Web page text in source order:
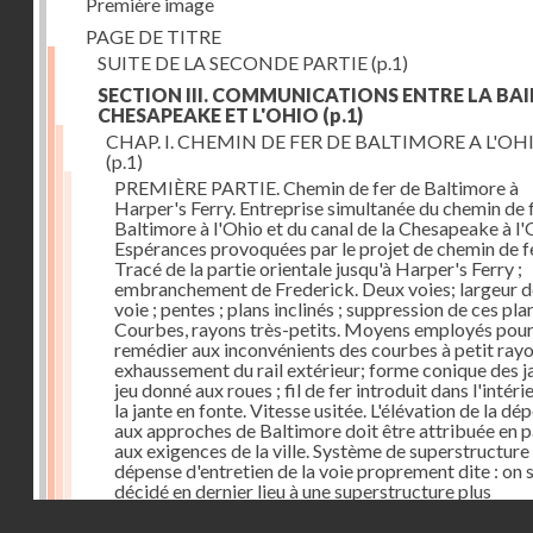
PAGE DE TITRE
SUITE DE LA SECONDE PARTIE(p.1)
SECTION III. COMMUNICATIONS ENTRE LA
CHESAPEAKE ET L'OHIO (p.1)
CHAP. I. CHEMIN DE FER DE BALTIMORE A
(p.1)
PREMIÈRE PARTIE. Chemin de fer de Baltimore à
Harper's Ferry. Entreprise simultanée du chemin de
Baltimore à l'Ohio et du canal de la Chesapeake à
Espérances provoquées par le projet de chemin de
Tracé de la partie orientale jusqu'à Harper's Ferry ;
embranchement de Frederick. Deux voies; largeur
voie ; pentes ; plans inclinés ; suppression de ces
Courbes, rayons très-petits. Moyens employés pour
remédier aux inconvénients des courbes à petit
exhaussement du rail extérieur; forme conique des
jeu donné aux roues ; fil de fer introduit dans
la jante en fonte. Vitesse usitée. L'élévation de la
aux approches de Baltimore doit être attribuée en
aux exigences de la ville. Système de superstructure
dépense d'entretien de la voie proprement dite : on
décidé en dernier lieu à une superstructure plus